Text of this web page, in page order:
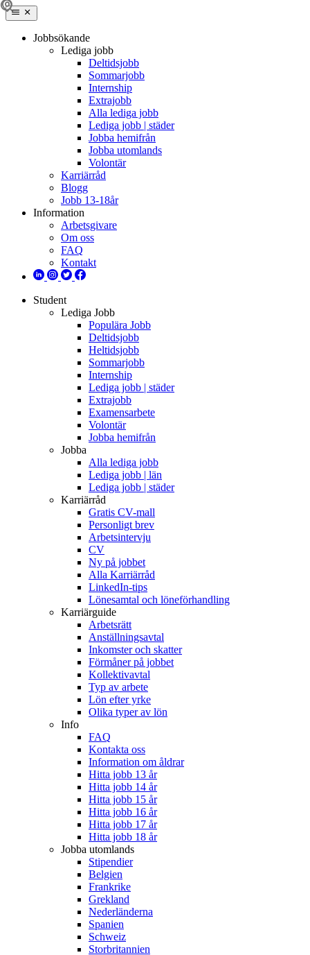
Jobbsökande
Lediga jobb
Deltidsjobb
Sommarjobb
Internship
Extrajobb
Alla lediga jobb
Lediga jobb | städer
Jobba hemifrån
Jobba utomlands
Volontär
Karriärråd
Blogg
Jobb 13-18år
Information
Arbetsgivare
Om oss
FAQ
Kontakt
Student
Lediga Jobb
Populära Jobb
Deltidsjobb
Heltidsjobb
Sommarjobb
Internship
Lediga jobb | städer
Extrajobb
Examensarbete
Volontär
Jobba hemifrån
Jobba
Alla lediga jobb
Lediga jobb | län
Lediga jobb | städer
Karriärråd
Gratis CV-mall
Personligt brev
Arbetsintervju
CV
Ny på jobbet
Alla Karriärråd
LinkedIn-tips
Lönesamtal och löneförhandling
Karriärguide
Arbetsrätt
Anställningsavtal
Inkomster och skatter
Förmåner på jobbet
Kollektivavtal
Typ av arbete
Lön efter yrke
Olika typer av lön
Info
FAQ
Kontakta oss
Information om åldrar
Hitta jobb 13 år
Hitta jobb 14 år
Hitta jobb 15 år
Hitta jobb 16 år
Hitta jobb 17 år
Hitta jobb 18 år
Jobba utomlands
Stipendier
Belgien
Frankrike
Grekland
Nederländerna
Spanien
Schweiz
Storbritannien